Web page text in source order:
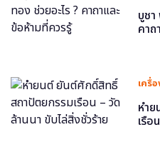
บูช
คาถ
เครื่
หำ
เรือ